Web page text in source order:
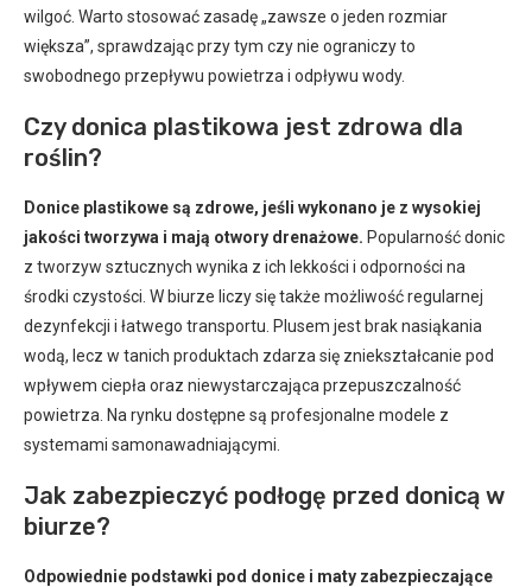
wilgoć. Warto stosować zasadę „zawsze o jeden rozmiar
większa”, sprawdzając przy tym czy nie ograniczy to
swobodnego przepływu powietrza i odpływu wody.
Czy donica plastikowa jest zdrowa dla
roślin?
Donice plastikowe są zdrowe, jeśli wykonano je z wysokiej
jakości tworzywa i mają otwory drenażowe. Popularność donic
z tworzyw sztucznych wynika z ich lekkości i odporności na
środki czystości. W biurze liczy się także możliwość regularnej
dezynfekcji i łatwego transportu. Plusem jest brak nasiąkania
wodą, lecz w tanich produktach zdarza się zniekształcanie pod
wpływem ciepła oraz niewystarczająca przepuszczalność
powietrza. Na rynku dostępne są profesjonalne modele z
systemami samonawadniającymi.
Jak zabezpieczyć podłogę przed donicą w
biurze?
Odpowiednie podstawki pod donice i maty zabezpieczające